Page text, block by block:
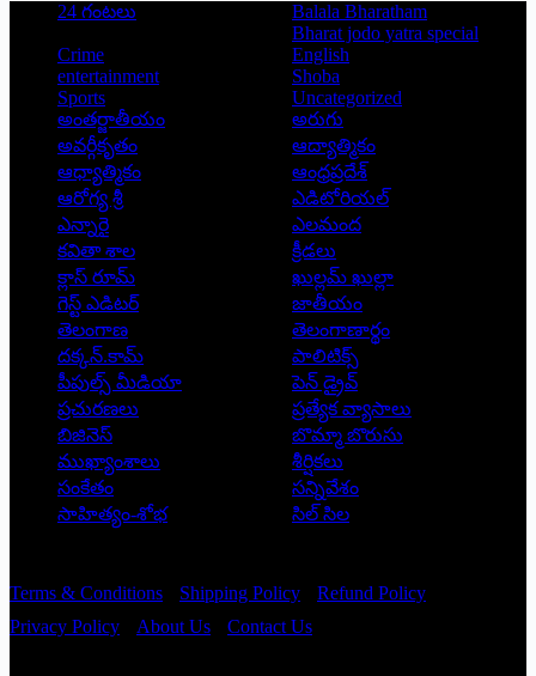
24 గంటలు
Balala Bharatham
Bharat jodo yatra special
Crime
English
entertainment
Shoba
Sports
Uncategorized
అంతర్జాతీయం
అరుగు
అవర్గీకృతం
ఆద్యాత్మికం
ఆధ్యాత్మికం
ఆంధ్రప్రదేశ్
ఆరోగ్య శ్రీ
ఎడిటోరియల్
ఎన్నారై
ఎలమంద
కవితా శాల
క్రీడలు
క్లాస్ రూమ్
ఖుల్లమ్ ఖుల్లా
గెస్ట్ ఎడిటర్
జాతీయం
తెలంగాణ
తెలంగాణార్థం
దక్కన్.కామ్
పాలిటిక్స్
పీపుల్స్ ‌మీడియా
పెన్ డ్రైవ్
ప్రచురణలు
ప్రత్యేక వ్యాసాలు
బిజినెస్
బొమ్మా బొరుసు
ముఖ్యాంశాలు
శీర్షికలు
సంకేతం
సన్నివేశం
సాహిత్యం-శోభ
సిల్ సిల
Terms & Conditions Shipping Policy
Refund Policy
Privacy Policy
About Us Contact Us